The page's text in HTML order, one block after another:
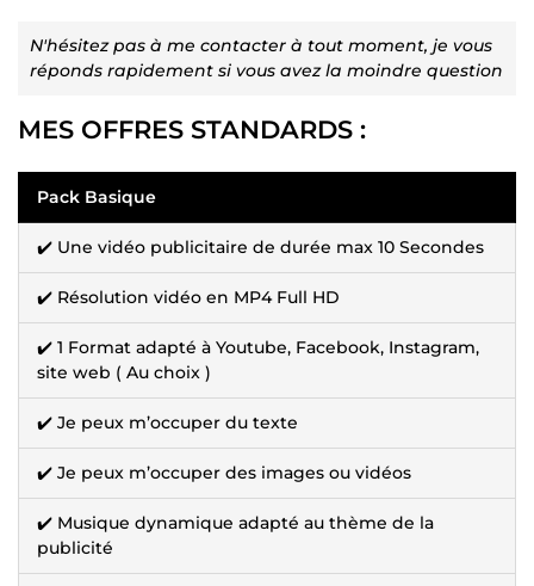
N'hésitez pas à me contacter à tout moment, je vous
réponds rapidement si vous avez la moindre question
MES OFFRES STANDARDS :
Pack Basique
✔️ Une vidéo publicitaire de durée max 10 Secondes
✔️ Résolution vidéo en MP4 Full HD
✔️ 1 Format adapté à Youtube, Facebook, Instagram,
site web ( Au choix )
✔️ Je peux m’occuper du texte
✔️ Je peux m’occuper des images ou vidéos
✔️ Musique dynamique adapté au thème de la
publicité